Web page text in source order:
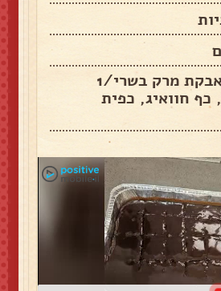
תבלינים: כף אבקת מרק בשרי/1
חוואיג, כפית